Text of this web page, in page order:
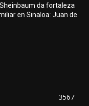
da fortaleza
en Sinaloa: Juan de
3567